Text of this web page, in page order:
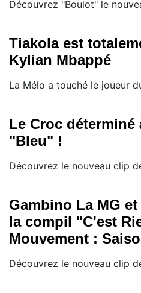
Découvrez "Boulot" le
Tiakola est
Kylian Mbappé
La Mélo a touché le joueur
Le Croc
"Bleu" !
Découvrez le nouveau clip
Gambino La MG
la compil "C'est
Mouvement :
Découvrez le nouveau clip